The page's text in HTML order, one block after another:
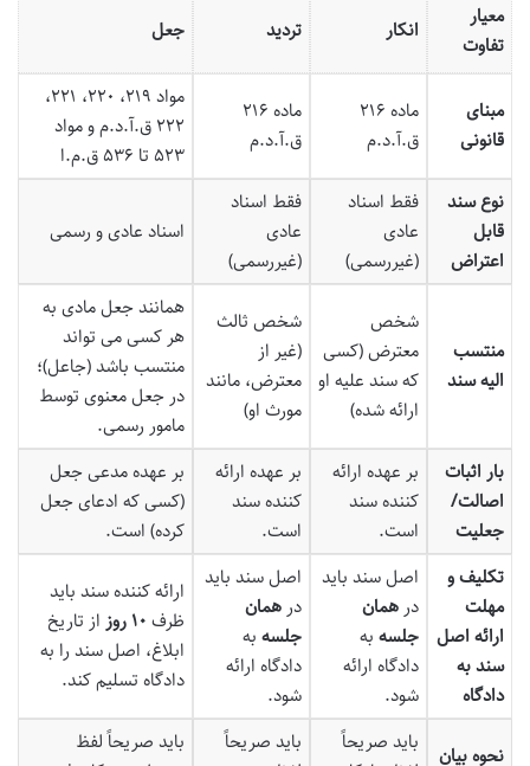
معیار
تفاوت
انکار تردید جعل
مبنای
قانونی
ماده ۲۱۶
ق.آ.د.م
ماده ۲۱۶
ق.آ.د.م
مواد ۲۱۹، ۲۲۰، ۲۲۱،
۲۲۲ ق.آ.د.م و مواد
۵۲۳ تا ۵۳۶ ق.م.ا
نوع سند
قابل
اعتراض
فقط اسناد
عادی
(غیررسمی)
فقط اسناد
عادی
(غیررسمی)
اسناد عادی و رسمی
منتسب
الیه سند
شخص
معترض (کسی
که سند علیه او
ارائه شده)
شخص ثالث
(غیر از
معترض، مانند
مورث او)
همانند جعل مادی به
هر کسی می تواند
منتسب باشد (جاعل)؛
در جعل معنوی توسط
مامور رسمی.
بار اثبات
اصالت/
جعلیت
بر عهده ارائه
کننده سند
است.
بر عهده ارائه
کننده سند
است.
بر عهده مدعی جعل
(کسی که ادعای جعل
کرده) است.
تکلیف و
مهلت
ارائه اصل
سند به
دادگاه
اصل سند باید
در همان
جلسه به
دادگاه ارائه
شود.
اصل سند باید
در همان
جلسه به
دادگاه ارائه
شود.
ارائه کننده سند باید
ظرف ۱۰ روز
از تاریخ
ابلاغ، اصل سند را به
دادگاه تسلیم کند.
نحوه بیان
باید صریحاً
باید صریحاً
باید صریحاً لفظ